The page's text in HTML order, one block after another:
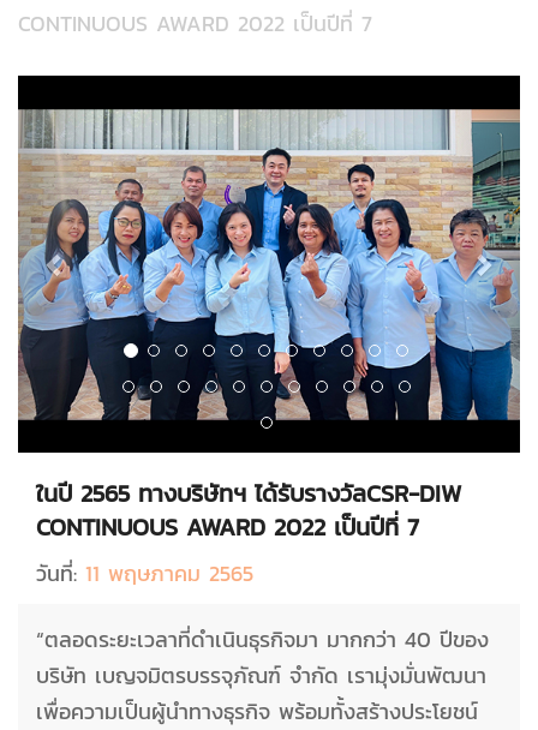
CONTINUOUS AWARD 2022 เป็นปีที่ 7
ในปี 2565 ทางบริษัทฯ ได้รับรางวัลCSR-DIW
CONTINUOUS AWARD 2022 เป็นปีที่ 7
วันที่: 11 พฤษภาคม 2565
“ตลอดระยะเวลาที่ดำเนินธุรกิจมา มากกว่า 40 ปีของ
บริษัท เบญจมิตรบรรจุภัณฑ์ จำกัด เรามุ่งมั่นพัฒนา
เพื่อความเป็นผู้นำทางธุรกิจ พร้อมทั้งสร้างประโยชน์